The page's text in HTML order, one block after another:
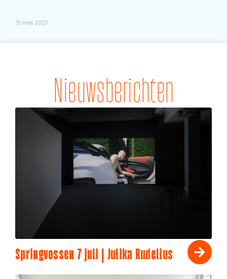
31 mei 2021
Nieuwsberichten
Springvossen 7 juli | Julika Rudelius